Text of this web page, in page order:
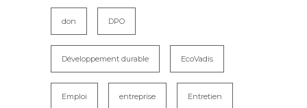
don DPO
Développement durable EcoVadis
Emploi entreprise Entretien